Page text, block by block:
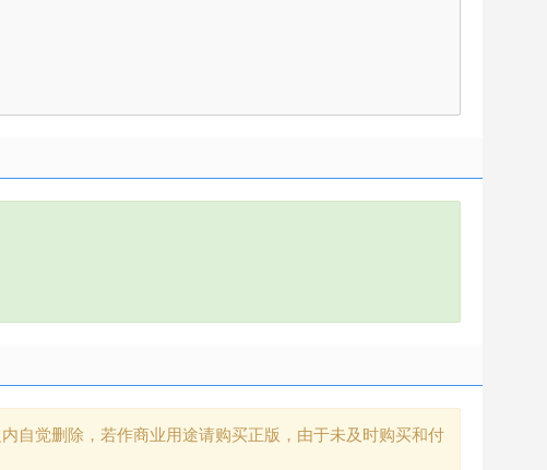
自觉删除，若作商业用途请购买正版，由于未及时购买和付